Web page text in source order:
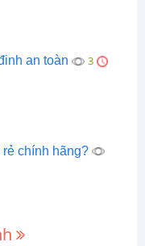
an toàn
3
chính hãng?